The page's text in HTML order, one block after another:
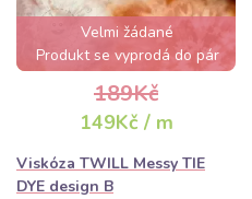
Velmi žádané
Produkt se vyprodá do pár
hodin
189Kč
149Kč / m
Viskóza TWILL Messy TIE
DYE design B